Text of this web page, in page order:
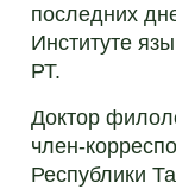
последних
Институте
РТ.
Доктор
член-
Республики